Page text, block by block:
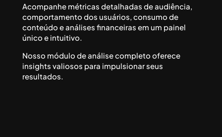
Acompanhe métricas detalhadas de audiência,
comportamento dos usuários, consumo de
conteúdo e análises financeiras em um painel
único e intuitivo.
Nosso módulo de análise completo oferece
insights valiosos para impulsionar seus
resultados.